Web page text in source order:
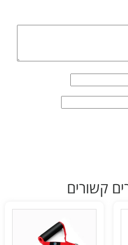
קשורים